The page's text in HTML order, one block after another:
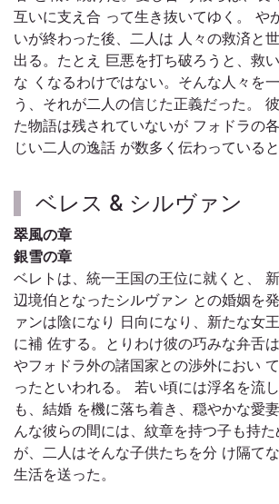
互いに支え合 って生き抜いてゆく。 や
いが終わった後、二人は 人々の救済と
出る。たとえ 巨悪を打ち破ろうと、救
な くなるわけではない。そんな人々を
う、それが二人の信じた正義だった。
た物語は残されていないが フォドラの
じい二人の逸話 が数多く伝わっていると
ベレス & シルヴァン
翠風の章
銀雪の章
ベレトは、統一王国の王位に就くと、
辺境伯となったシルヴァン との婚姻を
ァンは陰になり 日向になり、新たな女
に補 佐する。とりわけ彼の巧みな弁舌
やフォドラ外の諸国家との渉外におい
ったといわれる。 若い頃には浮名を流
も、結婚 を機に落ち着き、穏やかな愛
んな彼らの間には、紋章を持つ子も持
が、二人はそんな子供たちを分 け隔て
生活を送った。